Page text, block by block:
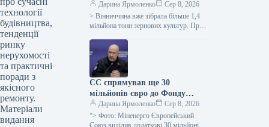
технології
будівництва,
тенденції
ринку
нерухомості
та практичні
поради з
якісного
ремонту.
Матеріали
видання
демонструючи вищу
врожайність порівняно з
минулим роком – обласна
Дарина Ярмоленко
Сер 8, 2026
> Вінниччина вже зібрала більше 1,4
мільйона тонн зернових культур. Про
військової адміністрації Наталя
Заболотна. “Жнива…
ЄС спрямував ще 30
мільйонів євро до Фонду
допомоги українській
енергетиці
Дарина Ярмоленко
Сер 8, 2026
“> Фото: Міненерго Європейський
Союз виділив додаткові 30 мільйонів